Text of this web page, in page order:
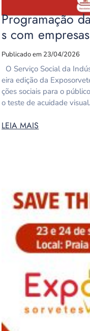
Programação
s com
Publicado em 23/04/2026
O Serviço Social da
eira edição da
ções sociais para o
o teste de acuidade
LEIA MAIS